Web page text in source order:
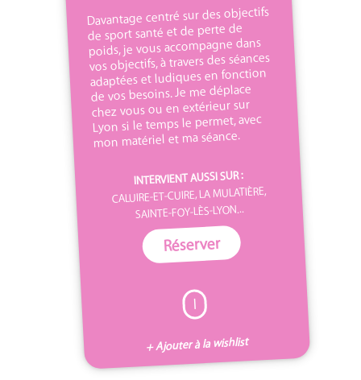
Davantage centré sur des objectifs
de sport santé et de perte de
poids, je vous accompagne dans
vos objectifs, à travers des séances
adaptées et ludiques en fonction
de vos besoins. Je me déplace
chez vous ou en extérieur sur
Lyon si le temps le permet, avec
mon matériel et ma séance.
INTERVIENT AUSSI SUR :
CALUIRE-ET-CUIRE, LA MULATIÈRE,
SAINTE-FOY-LÈS-LYON...
Réserver
I
+ Ajouter à la wishlist